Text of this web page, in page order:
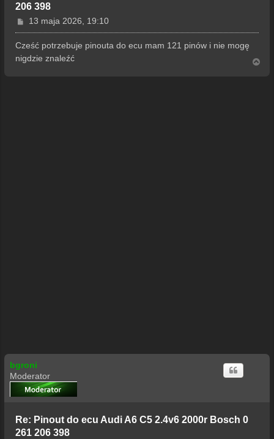
206 398
P
o
s
13 maja 2026, 19:10
Cześć potrzebuje pinouta do ecu mam 121 pinów i nie mogę
nigdzie znaleźć
bgroni
Moderator
Re: Pinout do ecu Audi A6 C5 2.4v6 2000r Bosch 0
261 206 398